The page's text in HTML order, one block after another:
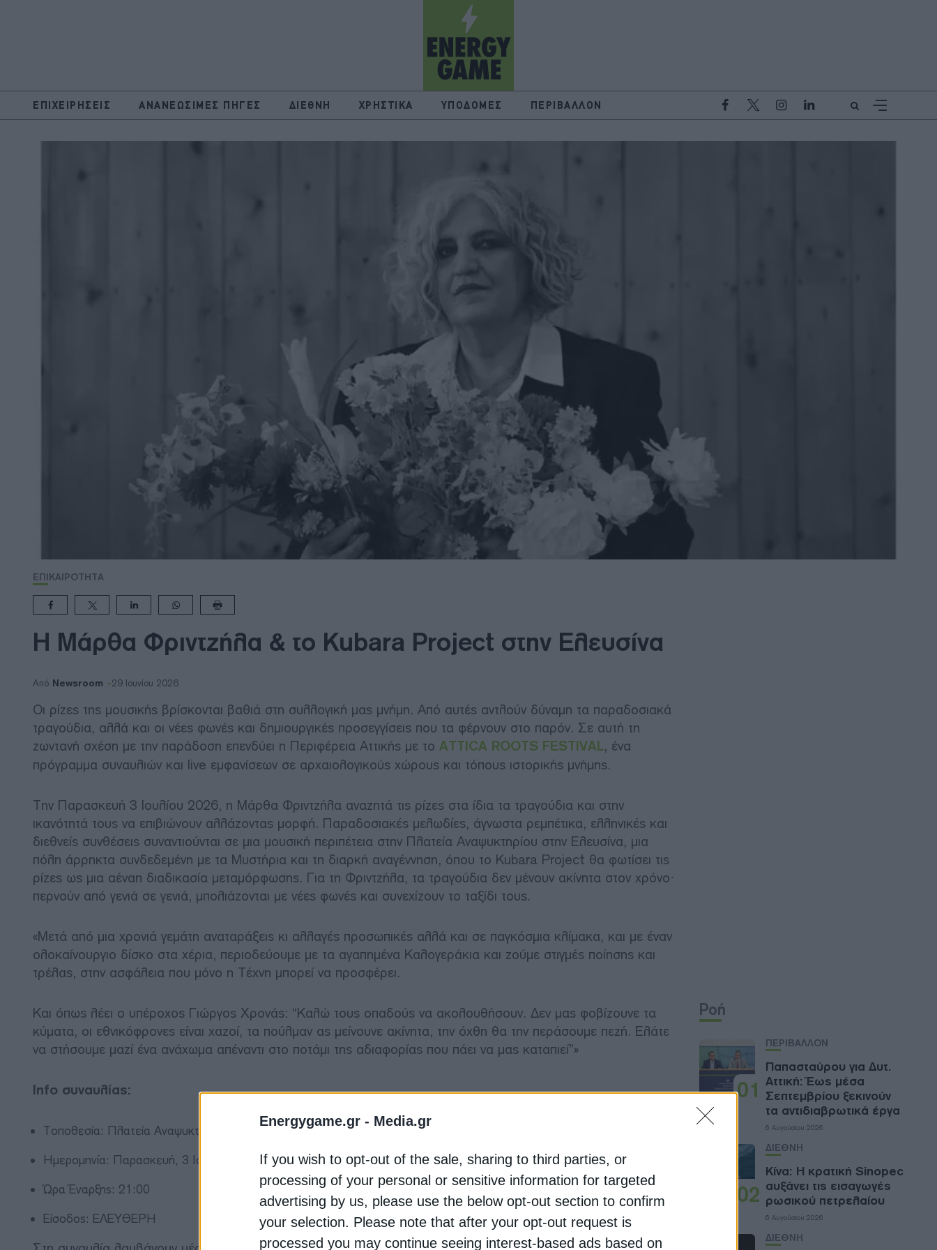
Energygame.gr - Media.gr
If you wish to opt-out of the sale, sharing to third parties, or
processing of your personal or sensitive information for targeted
advertising by us, please use the below opt-out section to confirm
your selection. Please note that after your opt-out request is
processed you may continue seeing interest-based ads based on
ΕΠΙΧΕΙΡΗΣΕΙΣ ΑΝΑΝΕΩΣΙΜΕΣ ΠΗΓΕΣ ΔΙΕΘΝΗ ΧΡΗΣΤΙΚΑ ΥΠΟΔΟΜΕΣ ΠΕΡΙΒΑΛΛΟΝ
ΕΠΙΚΑΙΡΟΤΗΤΑ
Η Μάρθα Φριντζήλα & το Kubara Project στην Ελευσίνα
Από Newsroom 29 Ιουνίου 2026
Οι ρίζες της μουσικής βρίσκονται βαθιά στη συλλογική μας μνήμη. Από αυτές αντλούν δύναμη τα παραδοσιακά
τραγούδια, αλλά και οι νέες φωνές και δημιουργικές προσεγγίσεις που τα φέρνουν στο παρόν. Σε αυτή τη
ζωντανή σχέση με την παράδοση επενδύει η Περιφέρεια Αττικής με το ATTICA ROOTS FESTIVAL, ένα
πρόγραμμα συναυλιών και live εμφανίσεων σε αρχαιολογικούς χώρους και τόπους ιστορικής μνήμης.
Την Παρασκευή 3 Ιουλίου 2026, η Μάρθα Φριντζήλα αναζητά τις ρίζες στα ίδια τα τραγούδια και στην
ικανότητά τους να επιβιώνουν αλλάζοντας μορφή. Παραδοσιακές μελωδίες, άγνωστα ρεμπέτικα, ελληνικές και
διεθνείς συνθέσεις συναντιούνται σε μια μουσική περιπέτεια στην Πλατεία Αναψυκτηρίου στην Ελευσίνα, μια
πόλη άρρηκτα συνδεδεμένη με τα Μυστήρια και τη διαρκή αναγέννηση, όπου το Kubara Project θα φωτίσει τις
ρίζες ως μια αέναη διαδικασία μεταμόρφωσης. Για τη Φριντζήλα, τα τραγούδια δεν μένουν ακίνητα στον χρόνο·
περνούν από γενιά σε γενιά, μπολιάζονται με νέες φωνές και συνεχίζουν το ταξίδι τους.
«Μετά από μια χρονιά γεμάτη αναταράξεις κι αλλαγές προσωπικές αλλά και σε παγκόσμια κλίμακα, και με έναν
ολοκαίνουργιο δίσκο στα χέρια, περιοδεύουμε με τα αγαπημένα Καλογεράκια και ζούμε στιγμές ποίησης και
τρέλας, στην ασφάλεια που μόνο η Τέχνη μπορεί να προσφέρει.
Και όπως λέει ο υπέροχος Γιώργος Χρονάς: “Καλώ τους οπαδούς να ακολουθήσουν. Δεν μας φοβίζουνε τα
κύματα, οι εθνικόφρονες είναι χαζοί, τα πούλμαν ας μείνουνε ακίνητα, την όχθη θα την περάσουμε πεζή. Ελάτε
να στήσουμε μαζί ένα ανάχωμα απέναντι στο ποτάμι της αδιαφορίας που πάει να μας καταπιεί”»
Info συναυλίας:
Τοποθεσία: Πλατεία Αναψυκτηρίου, Ελευσίνα
Ημερομηνία: Παρασκευή, 3 Ιουλίου, 2026
Ώρα Έναρξης: 21:00
Είσοδος: ΕΛΕΥΘΕΡΗ
Ροή
01
ΠΕΡΙΒΑΛΛΟΝ
Παπασταύρου για Δυτ.
Αττική: Έως μέσα
Σεπτεμβρίου ξεκινούν
τα αντιδιαβρωτικά έργα
6 Αυγούστου 2026
02
ΔΙΕΘΝΗ
Κίνα: Η κρατική Sinopec
αυξάνει τις εισαγωγές
ρωσικού πετρελαίου
6 Αυγούστου 2026
ΔΙΕΘΝΗ